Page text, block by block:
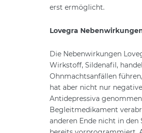
erst ermöglicht.
Lovegra
Die Nebenwirkungen
Wirkstoff, Sildenafil,
Ohnmachtsanfällen
hat aber nicht nur
Antidepressiva
Begleitmedikament
anderen Ende nicht in